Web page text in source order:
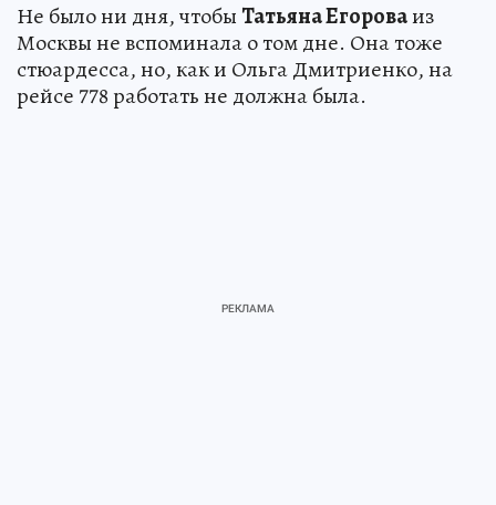
Не было ни дня, чтобы Татьяна Егороваиз
Москвы не вспоминала о том дне. Она тоже
стюардесса, но, как и Ольга Дмитриенко, на
рейсе 778 работать не должна была.